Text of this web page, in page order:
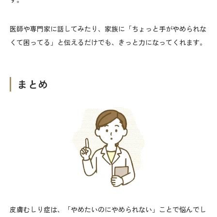
医師や専門家に話してみたり、家族に「ちょっと手がやめられな
くて困ってる」と伝えるだけでも、きっと力になってくれます。
まとめ
皮膚むしり症は、「やめたいのにやめられない」ことで悩んでし